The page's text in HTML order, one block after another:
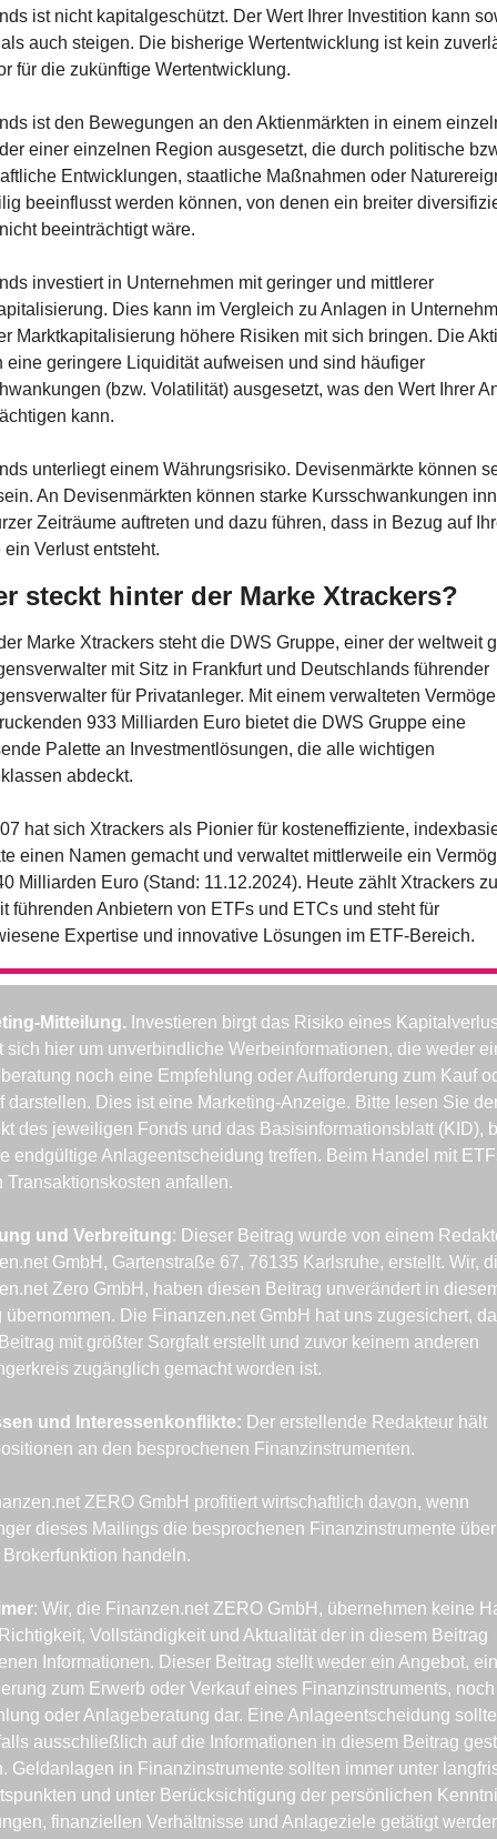
ist nicht kapitalgeschützt. Der Wert Ihrer Investition kann
auch steigen. Die bisherige Wertentwicklung ist kein
für die zukünftige Wertentwicklung.
ist den Bewegungen an den Aktienmärkten in einem
einer einzelnen Region ausgesetzt, die durch politische
Entwicklungen, staatliche Maßnahmen oder
beeinflusst werden können, von denen ein breiter
beeinträchtigt wäre.
investiert in Unternehmen mit geringer und mittlerer
Dies kann im Vergleich zu Anlagen in
Marktkapitalisierung höhere Risiken mit sich bringen. Die
eine geringere Liquidität aufweisen und sind häufiger
(bzw. Volatilität) ausgesetzt, was den Wert Ihrer
kann.
unterliegt einem Währungsrisiko. Devisenmärkte können
An Devisenmärkten können starke Kursschwankungen
Zeiträume auftreten und dazu führen, dass in Bezug auf
Verlust entsteht.
steckt hinter der Marke Xtrackers?
Marke Xtrackers steht die DWS Gruppe, einer der weltweit
mit Sitz in Frankfurt und Deutschlands führender
für Privatanleger. Mit einem verwalteten
933 Milliarden Euro bietet die DWS Gruppe eine
Palette an Investmentlösungen, die alle wichtigen
abdeckt.
hat sich Xtrackers als Pionier für kosteneffiziente,
einen Namen gemacht und verwaltet mittlerweile ein
Milliarden Euro (Stand: 11.12.2024). Heute zählt Xtrackers
führenden Anbietern von ETFs und ETCs und steht für
Expertise und innovative Lösungen im ETF-Bereich.
Mitteilung. Investieren birgt das Risiko eines
sich hier um unverbindliche Werbeinformationen, die weder
noch eine Empfehlung oder Aufforderung zum Kauf
darstellen. Dies ist eine Marketing-Anzeige. Bitte lesen Sie
des jeweiligen Fonds und das Basisinformationsblatt (KID),
endgültige Anlageentscheidung treffen. Beim Handel mit
Transaktionskosten anfallen.
und Verbreitung: Dieser Beitrag wurde von einem
GmbH, Gartenstraße 67, 76135 Karlsruhe, erstellt. Wir,
Zero GmbH, haben diesen Beitrag unverändert in
übernommen. Die Finanzen.net GmbH hat uns zugesichert,
mit größter Sorgfalt erstellt und zuvor keinem anderen
zugänglich gemacht worden ist.
und Interessenkonflikte: Der erstellende Redakteur hält
an den besprochenen Finanzinstrumenten.
ZERO GmbH profitiert wirtschaftlich davon, wenn
dieses Mailings die besprochenen Finanzinstrumente über
handeln.
: Wir, die Finanzen.net ZERO GmbH, übernehmen keine
Vollständigkeit und Aktualität der in diesem Beitrag
Informationen. Dieser Beitrag stellt weder ein Angebot,
zum Erwerb oder Verkauf eines Finanzinstruments,
oder Anlageberatung dar. Eine Anlageentscheidung sollte
ausschließlich auf die Informationen in diesem Beitrag
Geldanlagen in Finanzinstrumente sollten immer unter
und unter Berücksichtigung der persönlichen
finanziellen Verhältnisse und Anlageziele getätigt